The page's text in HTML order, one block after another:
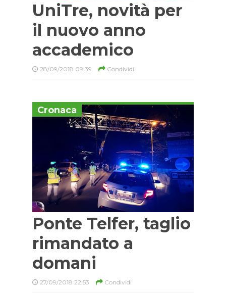
UniTre, novità per
il nuovo anno
accademico
28/09/2018 09:39 Condividi
Cronaca
Ponte Telfer, taglio
rimandato a
domani
27/09/2018 22:53 Condividi